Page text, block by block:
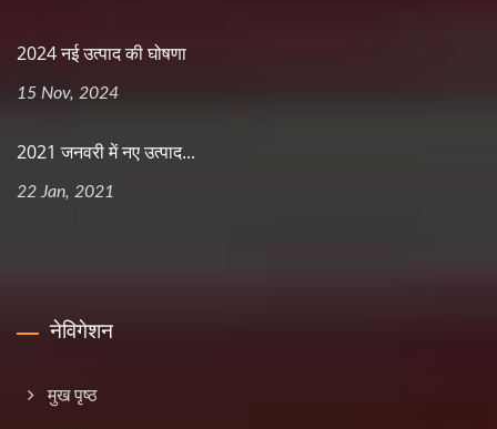
2024 नई उत्पाद की घोषणा
15 Nov, 2024
2021 जनवरी में नए उत्पाद...
22 Jan, 2021
नेविगेशन
मुख पृष्ठ